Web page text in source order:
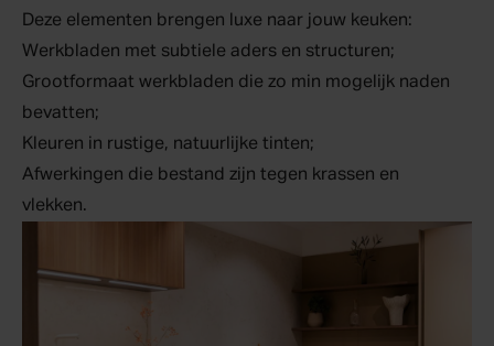
Deze elementen brengen luxe naar jouw keuken:
Werkbladen met subtiele aders en structuren;
Grootformaat werkbladen die zo min mogelijk naden
bevatten;
Kleuren in rustige, natuurlijke tinten;
Afwerkingen die bestand zijn tegen krassen en
vlekken.